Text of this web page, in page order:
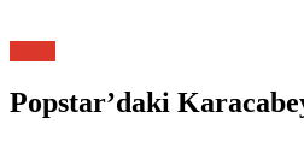
Popstar’daki